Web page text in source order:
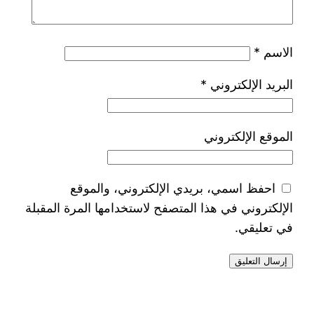
الاسم *
البريد الإلكتروني *
الموقع الإلكتروني
احفظ اسمي، بريدي الإلكتروني، والموقع
الإلكتروني في هذا المتصفح لاستخدامها المرة المقبلة
في تعليقي.